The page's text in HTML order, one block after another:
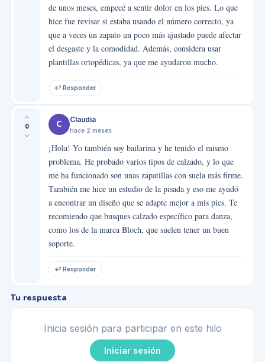
de unos meses, empecé a sentir dolor en los pies. Lo que
hice fue revisar si estaba usando el número correcto, ya
que a veces un zapato un poco más ajustado puede afectar
el desgaste y la comodidad. Además, considera usar
plantillas ortopédicas, ya que me ayudaron mucho.
↩ Responder
0 C Claudia
hace 2 meses
¡Hola! Yo también soy bailarina y he tenido el mismo
problema. He probado varios tipos de calzado, y lo que
me ha funcionado son unas zapatillas con suela más firme.
También me hice un estudio de la pisada y eso me ayudó
a encontrar un diseño que se adapte mejor a mis pies. Te
recomiendo que busques calzado específico para danza,
como los de la marca Bloch, que suelen tener un buen
soporte.
↩ Responder
Tu respuesta
Inicia sesión para participar en este hilo
Iniciar sesión